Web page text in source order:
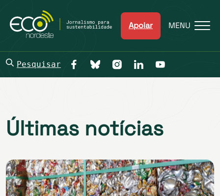
Apoiar MENU
Pesquisar
Últimas notícias